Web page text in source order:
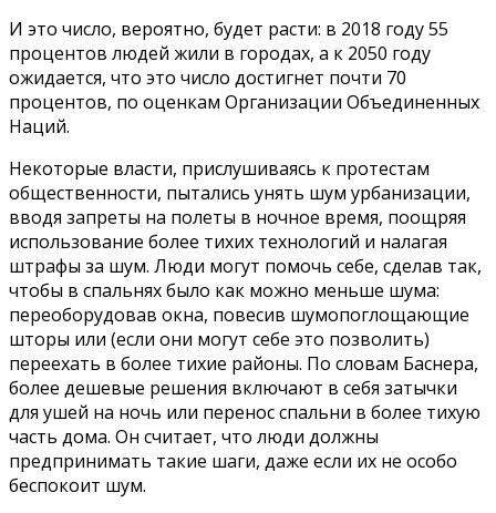
И это число, вероятно, будет расти: в 2018 году 55
процентов людей жили в городах, а к 2050 году
ожидается, что это число достигнет почти 70
процентов, по оценкам Организации Объединенных
Наций.
Некоторые власти, прислушиваясь к протестам
общественности, пытались унять шум урбанизации,
вводя запреты на полеты в ночное время, поощряя
использование более тихих технологий и налагая
штрафы за шум. Люди могут помочь себе, сделав так,
чтобы в спальнях было как можно меньше шума:
переоборудовав окна, повесив шумопоглощающие
шторы или (если они могут себе это позволить)
переехать в более тихие районы. По словам Баснера,
более дешевые решения включают в себя затычки
для ушей на ночь или перенос спальни в более тихую
часть дома. Он считает, что люди должны
предпринимать такие шаги, даже если их не особо
беспокоит шум.